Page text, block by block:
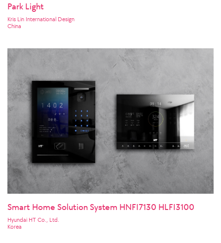
Park Light
Kris Lin International Design
China
Smart Home Solution System HNFI7130 HLFI3100
Hyundai HT Co., Ltd.
Korea